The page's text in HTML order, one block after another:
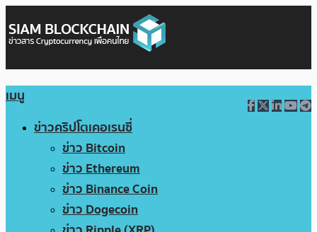
เมนู
ข่าวคริปโตเคอเรนซี่
ข่าว Bitcoin
ข่าว Ethereum
ข่าว Binance Coin
ข่าว Dogecoin